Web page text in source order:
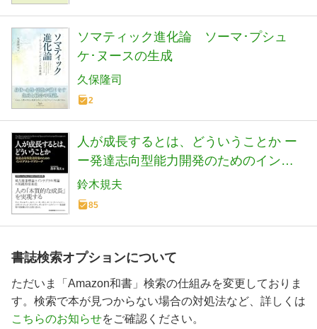
ソマティック進化論 ソーマ･プシュ
ケ･ヌースの生成
久保隆司
2
人が成長するとは、どういうことか ー
ー発達志向型能力開発のためのインテ
グラル・アプローチ
鈴木規夫
85
書誌検索オプションについて
ただいま「Amazon和書」検索の仕組みを変更しておりま
す。検索で本が見つからない場合の対処法など、詳しくは
こちらのお知らせをご確認ください。